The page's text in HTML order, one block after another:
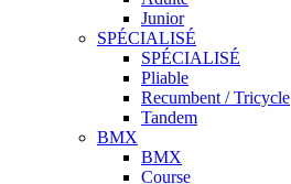
Junior
SPÉCIALISÉ
SPÉCIALISÉ
Pliable
Recumbent / Tricycle
Tandem
BMX
BMX
Course